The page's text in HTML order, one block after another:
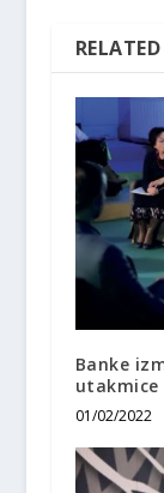
Banke
utakmice
01/02/2022